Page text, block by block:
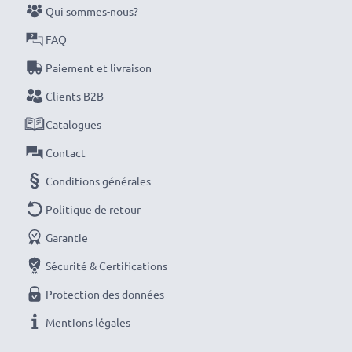
et une longévité optimales, chargez complètement
vos batteries avant leur première utilisation.
Ne ratez plus jamais un cliché avec ce chargeur de
batterie LCD intelligent et compact de CELLONIC.
Commandez dès maintenant pour une livraison rapide
Qui sommes-nous?
FAQ
Paiement et livraison
Clients B2B
Catalogues
Contact
Conditions générales
Politique de retour
Garantie
Sécurité & Certifications
Protection des données
Mentions légales